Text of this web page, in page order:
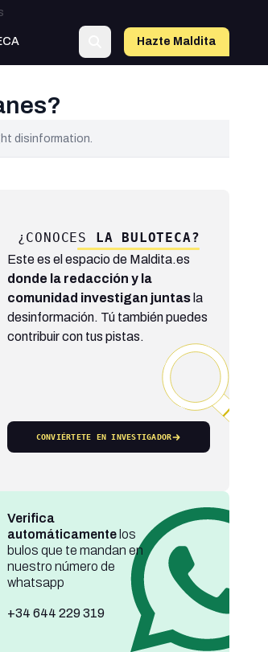
Hazte Maldita
disinformation.
¿CONOCES LA BULOTECA?
Este es el espacio de Maldita.es
donde la redacción y la
comunidad investigan juntasla
desinformación. Tú también puedes
contribuir con tus pistas.
CONVIÉRTETE EN INVESTIGADOR
Verifica
automáticamentelos
bulos que te mandan en
nuestro número de
whatsapp
+34 644 229 319